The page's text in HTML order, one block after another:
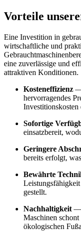
Vorteile
Eine Investition in
wirtschaftliche und
eine zuverlässige und
attraktiven Konditionen.
Kosteneffizienz —
hervorragendes
Investitionskosten
Sofortige
einsatzbereit,
Geringere
bereits erfolgt,
Bewährte
gestellt.
Nachhaltigkeit —
Maschinen schont
ökologischen